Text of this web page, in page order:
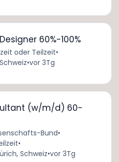
60%-100%
oder Teilzeit•
•vor 3Tg
(w/m/d) 60-
Bund•
•
Schweiz•vor 3Tg